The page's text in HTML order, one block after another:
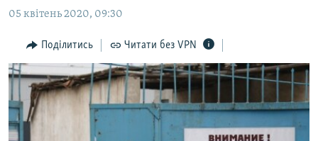
до
ІНТЕРВ'Ю
ВСЕ ЗА ДЕНЬ
СПЕЦПРОЕКТИ
ДЕПОРТАЦІЯ
ВІДЕОУРОКИ «ELIFBE»
ЯК ОБІЙТИ БЛОКУВАННЯ
Русский
05 квітень 2020, 09:30
Поділитись Читати без VPN